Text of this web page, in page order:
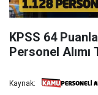
KPSS 64
Personel Alımı
Kaynak: